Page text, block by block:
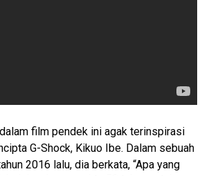
film pendek ini agak terinspirasi
G-Shock, Kikuo Ibe. Dalam sebuah
2016 lalu, dia berkata, “Apa yang